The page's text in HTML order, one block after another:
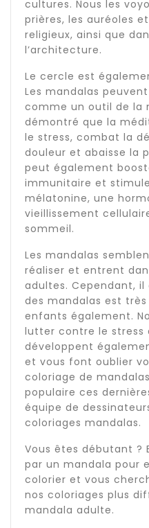
cultures. Nous les
prières, les auréoles
religieux, ainsi que
l’architecture.
Le cercle est
Les mandalas
comme un outil de la
démontré que la
le stress, combat la
douleur et abaisse la
peut également
immunitaire et
mélatonine, une
vieillissement
sommeil.
Les mandalas
réaliser et entrent
adultes. Cependant,
des mandalas est
enfants également.
lutter contre le stress
développent
et vous font oublier
coloriage de
populaire ces
équipe de
coloriages mandalas.
Vous êtes débutant ?
par un mandala pour
colorier et vous
nos coloriages plus
mandala adulte.